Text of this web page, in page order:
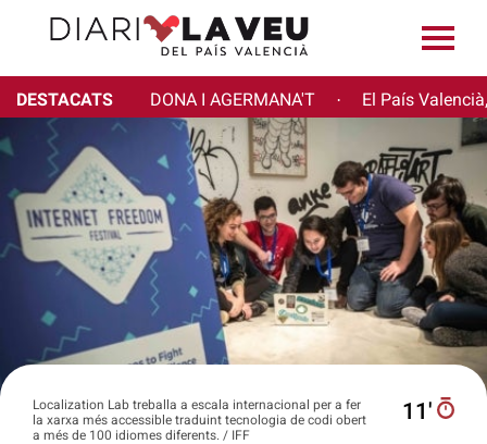
DESTACATS DONA I AGERMANA'T · El País
Localization Lab treballa a escala internacional per a fer
la xarxa més accessible traduint tecnologia de codi obert
a més de 100 idiomes diferents. / IFF
11′